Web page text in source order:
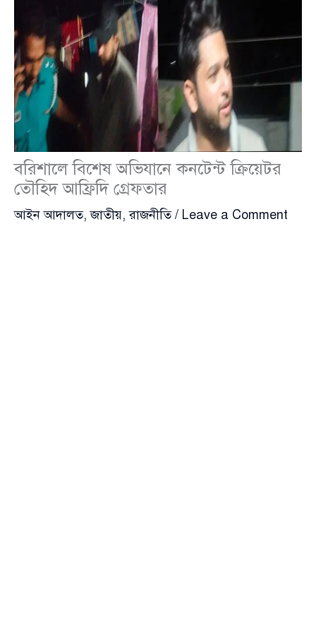
বরিশালে বিশেষ অভিযানে কনটেন্ট ক্রিয়েটর
তৌহিদ আফ্রিদি গ্রেফতার
আইন আদালত,জাতীয়,রাজনীতি/ Leave a Comment